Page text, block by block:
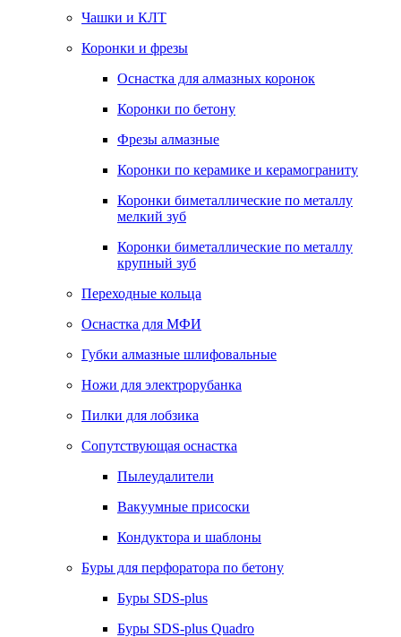
Чашки и КЛТ
Коронки и фрезы
Оснастка для алмазных коронок
Коронки по бетону
Фрезы алмазные
Коронки по керамике и керамограниту
Коронки биметаллические по металлу
мелкий зуб
Коронки биметаллические по металлу
крупный зуб
Переходные кольца
Оснастка для МФИ
Губки алмазные шлифовальные
Ножи для электрорубанка
Пилки для лобзика
Сопутствующая оснастка
Пылеудалители
Вакуумные присоски
Кондуктора и шаблоны
Буры для перфоратора по бетону
Буры SDS-plus
Буры SDS-plus Quadro